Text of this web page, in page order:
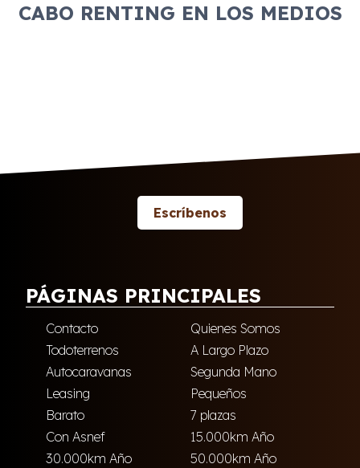
CABO RENTING EN LOS MEDIOS
Escríbenos
PÁGINAS PRINCIPALES
Contacto
Quienes Somos
Todoterrenos
A Largo Plazo
Autocaravanas
Segunda Mano
Leasing
Pequeños
Barato
7 plazas
Con Asnef
15.000km Año
30.000km Año
50.000km Año